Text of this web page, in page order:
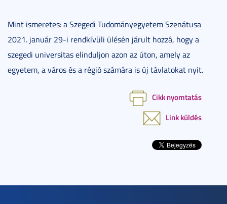
Mint ismeretes: a Szegedi Tudományegyetem Szenátusa
2021. január 29-i rendkívüli ülésén járult hozzá, hogy a
szegedi universitas elinduljon azon az úton, amely az
egyetem, a város és a régió számára is új távlatokat nyit.
Cikk nyomtatás
Link küldés